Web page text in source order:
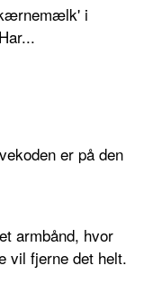
i
er på den
armbånd, hvor
vil fjerne det helt.